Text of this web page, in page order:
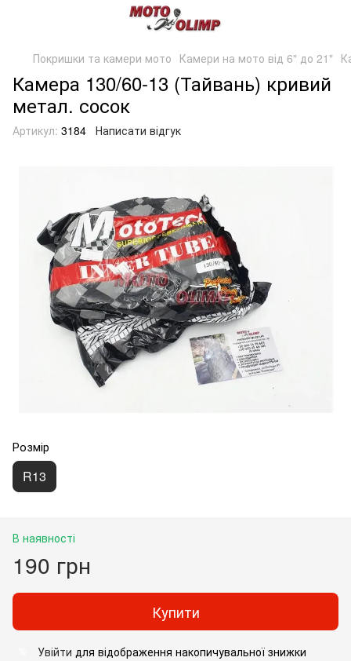
Покришки та камери мото Камери на мото від 6" до 21"
Камера 130/60-13 (Тайвань) кривий
метал. сосок
Артикул: 3184 Написати відгук
Розмір
R13
В наявності
190 грн
Купити
Увійти для відображення накопичувальної знижки